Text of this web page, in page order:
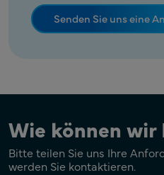
Senden Sie uns eine
Wie können wir
Bitte teilen Sie uns Ihre
werden Sie kontaktieren.